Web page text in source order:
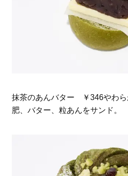
抹茶のあんバター ￥346やわら
肥、バター、粒あんをサンド。